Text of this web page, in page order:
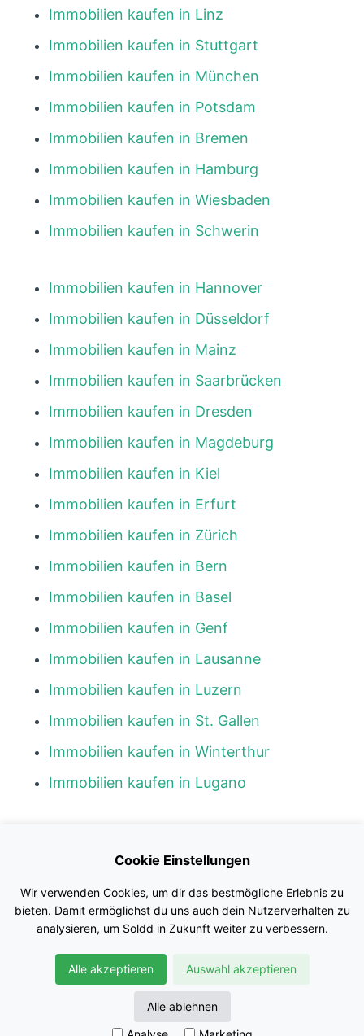
Immobilien kaufen in Linz
Immobilien kaufen in Stuttgart
Immobilien kaufen in München
Immobilien kaufen in Potsdam
Immobilien kaufen in Bremen
Immobilien kaufen in Hamburg
Immobilien kaufen in Wiesbaden
Immobilien kaufen in Schwerin
Immobilien kaufen in Hannover
Immobilien kaufen in Düsseldorf
Immobilien kaufen in Mainz
Immobilien kaufen in Saarbrücken
Immobilien kaufen in Dresden
Immobilien kaufen in Magdeburg
Immobilien kaufen in Kiel
Immobilien kaufen in Erfurt
Immobilien kaufen in Zürich
Immobilien kaufen in Bern
Immobilien kaufen in Basel
Immobilien kaufen in Genf
Immobilien kaufen in Lausanne
Immobilien kaufen in Luzern
Immobilien kaufen in St. Gallen
Immobilien kaufen in Winterthur
Immobilien kaufen in Lugano
Impressum
Nutzungsbedingungen
Datenschutz
© Soldd GmbH
Cookie Einstellungen
Wir verwenden Cookies, um dir das bestmögliche Erlebnis zu
bieten. Damit ermöglichst du uns auch dein Nutzerverhalten zu
analysieren, um Soldd in Zukunft weiter zu verbessern.
Alle akzeptieren Auswahl akzeptieren
Alle ablehnen